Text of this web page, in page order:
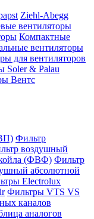
Ziehl-Abegg
вентиляторы
Компактные
вентиляторы
для вентиляторов
Soler & Palau
Вентс
Фильтр
воздушный
(ФВФ) Фильтр
абсолютной
Electrolux
Фильтры VTS VS
каналов
аналогов